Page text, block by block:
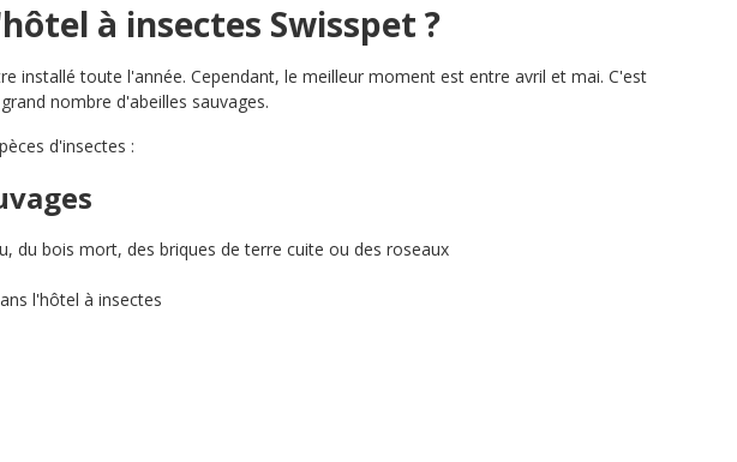
à insectes Swisspet ?
installé toute l'année. Cependant, le meilleur moment est entre avril et mai. C'est
nombre d'abeilles sauvages.
d'insectes :
du bois mort, des briques de terre cuite ou des roseaux
l'hôtel à insectes